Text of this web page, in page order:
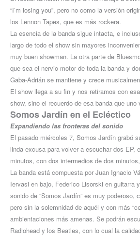
“I’m losing you”, pero no como la versión
los Lennon Tapes, que es más rockera.
La esencia de la banda sigue intacta, e
largo de todo el show sin mayores
muy buen showman. La otra parte de
que sea el nervio motor de toda la banda y
Gaba-Adrián se mantiene y crece
El show llega a su fin y nos retiramos con
show, sino el recuerdo de esa banda que
Somos Jardín en el Ecléctico
Expandiendo las fronteras del sonido
El pasado miércoles 7, Somos Jardín grabó
linda excusa para volver a escuchar dos
minutos, con dos intermedios de dos
La banda está compuesta por Juan Ignacio
Iervasi en bajo, Federico Lisorski en guitarra
sonido de “Somos Jardín” es muy poderoso,
pero sin la solemnidad de aquél y con más
ambientaciones más amenas. Se podrán
Radiohead y los Beatles, con lo cual la